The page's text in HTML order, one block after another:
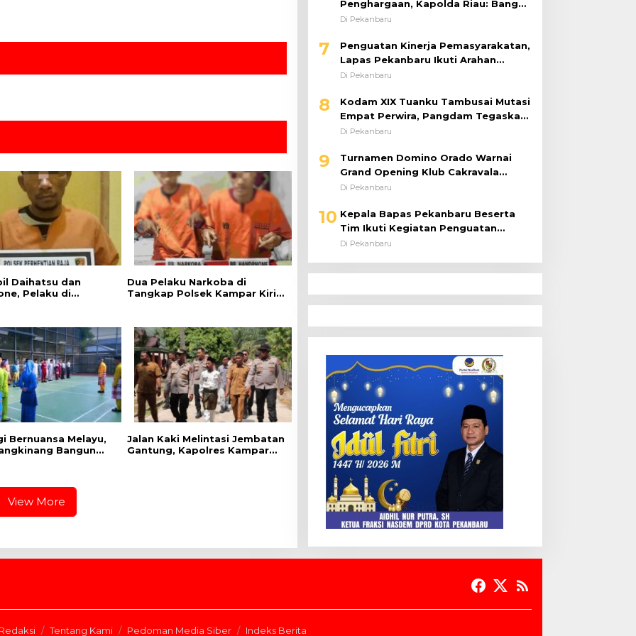
Daihatsu dan
Pelaku di
Dua Pelaku Narkoba di
Tangkap Polsek Kampar Kiri,
Bernuansa Melayu,
Bangun
Jalan Kaki Melintasi Jembatan
Gantung, Kapolres Kampar
View More
Penghargaan, Kapolda Riau: Bangun
Kepercayaan Publik dengan Karya
Di Pekanbaru
7
Penguatan Kinerja Pemasyarakatan,
Lapas Pekanbaru Ikuti Arahan
Dirjenpas Secara Virtual
Di Pekanbaru
8
Kodam XIX Tuanku Tambusai Mutasi
Empat Perwira, Pangdam Tegaskan
Regenerasi untuk Perkuat Kinerja
Di Pekanbaru
9
Turnamen Domino Orado Warnai
Grand Opening Klub Cakravala
Pekanbaru
Di Pekanbaru
10 Kepala Bapas Pekanbaru Beserta
Tim Ikuti Kegiatan Penguatan
Tugas dan Fungsi serta Paparan
Di Pekanbaru
Redaksi Tentang Kami Pedoman Media Siber Indeks Berita